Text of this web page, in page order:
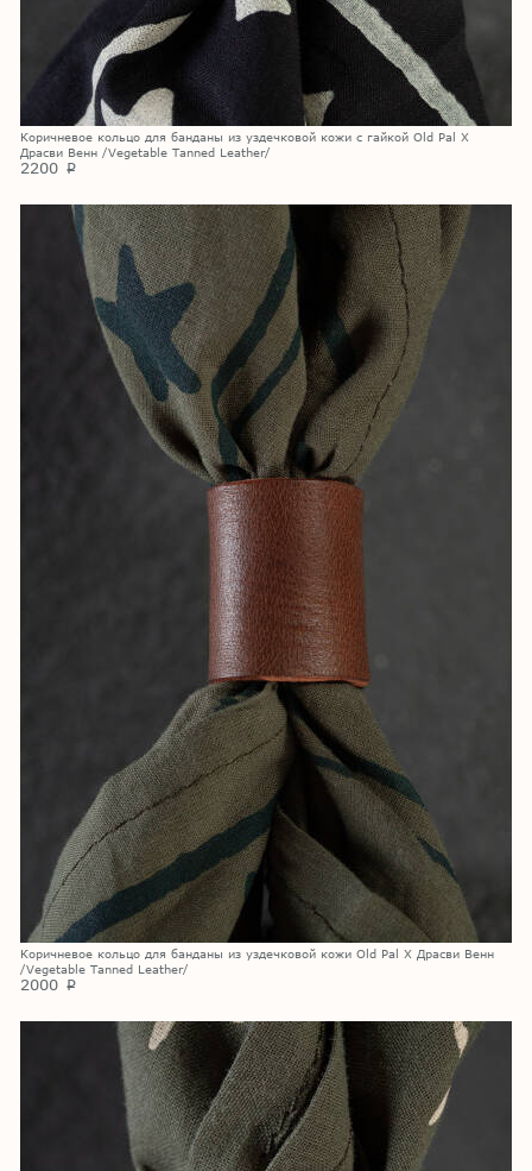
Коричневое кольцо для банданы из уздечковой кожи с гайкой Old Pal X
Драсви Венн /Vegetable Tanned Leather/
2200 p
Коричневое кольцо для банданы из уздечковой кожи Old Pal X Драсви Венн
/Vegetable Tanned Leather/
2000 p